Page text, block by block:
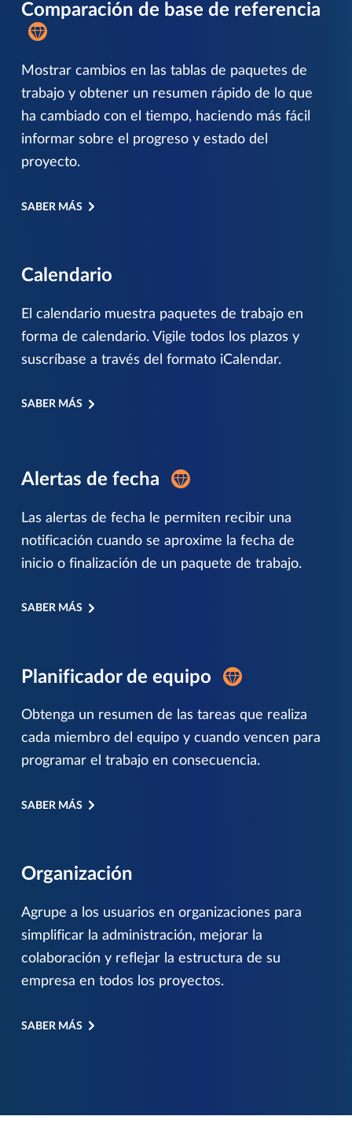
Comparación de base de referencia
Mostrar cambios en las tablas de paquetes de
trabajo y obtener un resumen rápido de lo que
ha cambiado con el tiempo, haciendo más fácil
informar sobre el progreso y estado del
proyecto.
SABER MÁS
Calendario
El calendario muestra paquetes de trabajo en
forma de calendario. Vigile todos los plazos y
suscríbase a través del formato iCalendar.
SABER MÁS
Alertas de fecha
Las alertas de fecha le permiten recibir una
notificación cuando se aproxime la fecha de
inicio o finalización de un paquete de trabajo.
SABER MÁS
Planificador de equipo
Obtenga un resumen de las tareas que realiza
cada miembro del equipo y cuando vencen para
programar el trabajo en consecuencia.
SABER MÁS
Organización
Agrupe a los usuarios en organizaciones para
simplificar la administración, mejorar la
colaboración y reflejar la estructura de su
empresa en todos los proyectos.
SABER MÁS